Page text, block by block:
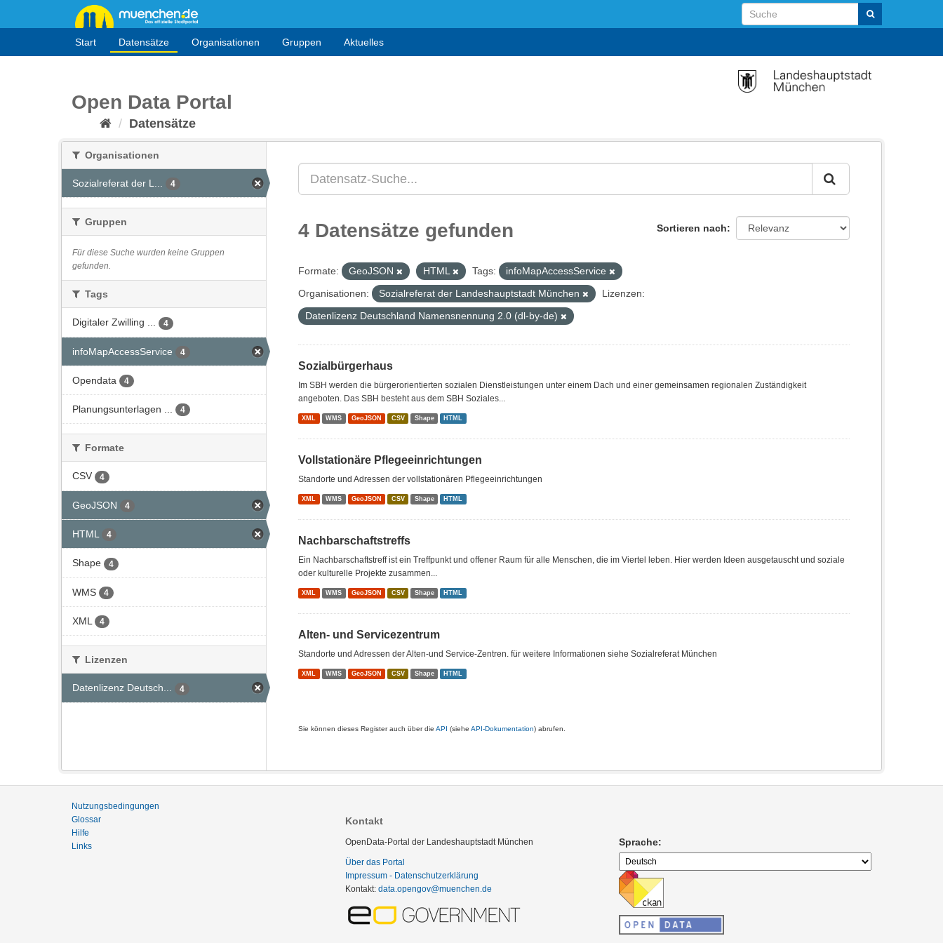
Start Datensätze Organisationen Gruppen Aktuelles
Open Data Portal
Datensätze
Organisationen
Sozialreferat der L... 4
Gruppen
Für diese Suche wurden keine Gruppen
gefunden.
Tags
Digitaler Zwilling ... 4
infoMapAccessService 4
Opendata 4
Planungsunterlagen ... 4
Formate
CSV 4
GeoJSON 4
HTML 4
Shape 4
WMS 4
XML 4
Lizenzen
Datenlizenz Deutsch... 4
Sortieren nach
4 Datensätze gefunden
Formate: GeoJSON HTML Tags:
infoMapAccessService
Organisationen:
Sozialreferat der Landeshauptstadt München
Lizenzen:
Datenlizenz Deutschland Namensnennung 2.0 (dl-by-de)
Sozialbürgerhaus
Im SBH werden die bürgerorientierten sozialen Dienstleistungen unter einem Dach und einer gemeinsamen regionalen Zuständigkeit
angeboten. Das SBH besteht aus dem SBH Soziales...
XML WMS GeoJSON CSV Shape HTML
Vollstationäre Pflegeeinrichtungen
Standorte und Adressen der vollstationären Pflegeeinrichtungen
XML WMS GeoJSON CSV Shape HTML
Nachbarschaftstreffs
Ein Nachbarschaftstreff ist ein Treffpunkt und offener Raum für alle Menschen, die im Viertel leben. Hier werden Ideen ausgetauscht und soziale
oder kulturelle Projekte zusammen...
XML WMS GeoJSON CSV Shape HTML
Alten- und Servicezentrum
Standorte und Adressen der Alten-und Service-Zentren. für weitere Informationen siehe Sozialreferat München
XML WMS GeoJSON CSV Shape HTML
Sie können dieses Register auch über die API (siehe API-Dokumentation) abrufen.
Nutzungsbedingungen
Glossar
Hilfe
Links
Kontakt
OpenData-Portal der Landeshauptstadt München
Über das Portal
Impressum - Datenschutzerklärung
Kontakt: data.opengov@muenchen.de
Sprache